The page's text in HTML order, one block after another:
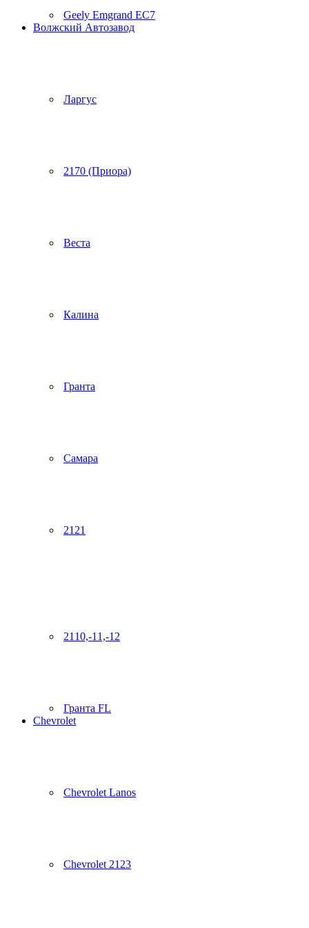
Geely Emgrand EC7
Волжский Автозавод
Ларгус
2170 (Приора)
Веста
Калина
Гранта
Самара
2121
2110,-11,-12
Гранта FL
Chevrolet
Chevrolet Lanos
Chevrolet 2123